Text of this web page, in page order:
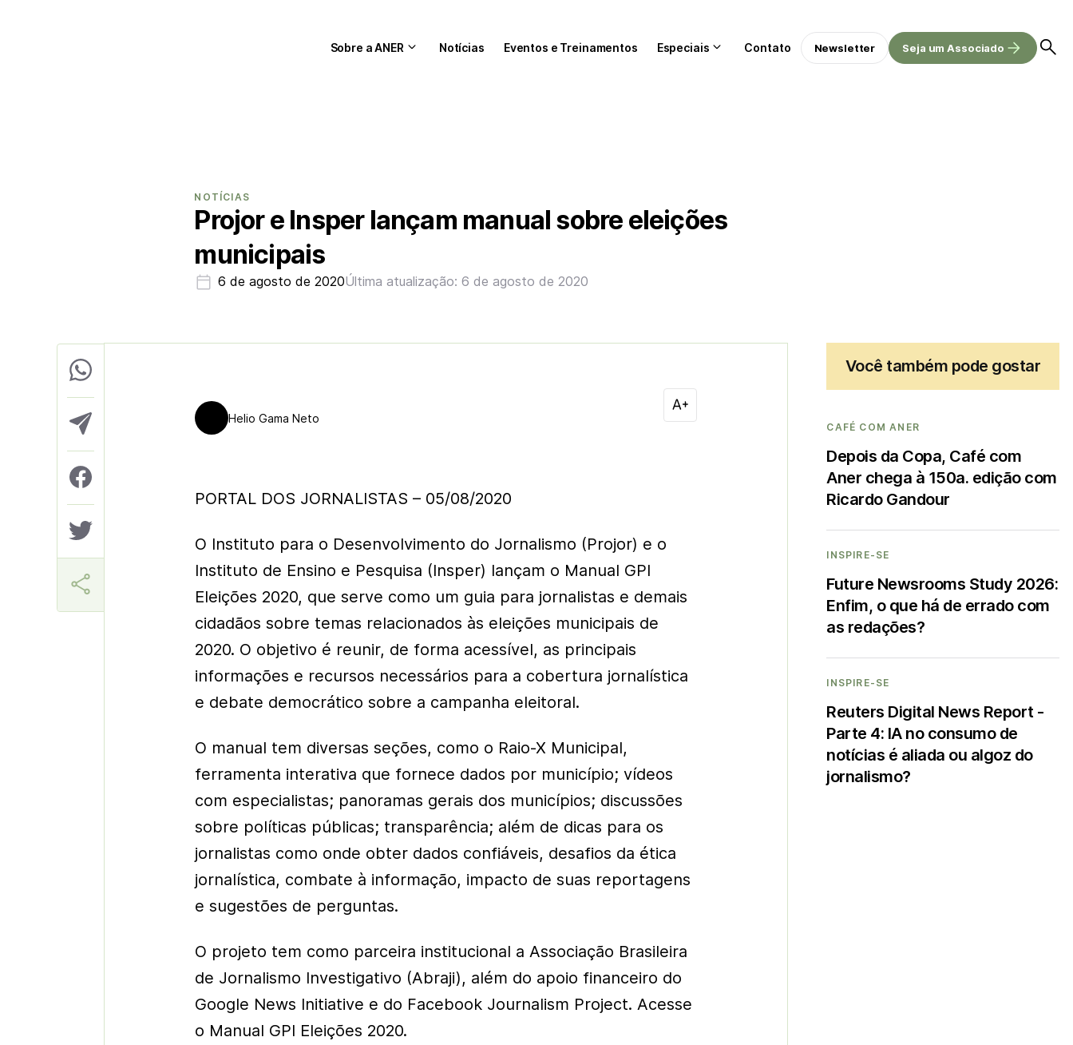
Sobre a ANER Notícias Eventos e Treinamentos Especiais Contato Newsletter Seja um Associado
NOTÍCIAS
Projor e Insper lançam manual sobre eleições
municipais
6 de agosto de 2020Última atualização: 6 de agosto de 2020
Helio Gama Neto
PORTAL DOS JORNALISTAS – 05/08/2020
O Instituto para o Desenvolvimento do Jornalismo (Projor) e o
Instituto de Ensino e Pesquisa (Insper) lançam o Manual GPI
Eleições 2020, que serve como um guia para jornalistas e demais
cidadãos sobre temas relacionados às eleições municipais de
2020. O objetivo é reunir, de forma acessível, as principais
informações e recursos necessários para a cobertura jornalística
e debate democrático sobre a campanha eleitoral.
O manual tem diversas seções, como o Raio-X Municipal,
ferramenta interativa que fornece dados por município; vídeos
com especialistas; panoramas gerais dos municípios; discussões
sobre políticas públicas; transparência; além de dicas para os
jornalistas como onde obter dados confiáveis, desafios da ética
jornalística, combate à informação, impacto de suas reportagens
e sugestões de perguntas.
O projeto tem como parceira institucional a Associação Brasileira
de Jornalismo Investigativo (Abraji), além do apoio financeiro do
Google News Initiative e do Facebook Journalism Project. Acesse
o Manual GPI Eleições 2020.
Você também pode gostar
CAFÉ COM ANER
Depois da Copa, Café com
Aner chega à 150a. edição com
Ricardo Gandour
INSPIRE-SE
Future Newsrooms Study 2026:
Enfim, o que há de errado com
as redações?
INSPIRE-SE
Reuters Digital News Report -
Parte 4: IA no consumo de
notícias é aliada ou algoz do
jornalismo?